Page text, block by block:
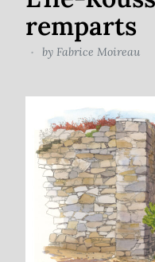
remparts
by Fabrice Moireau